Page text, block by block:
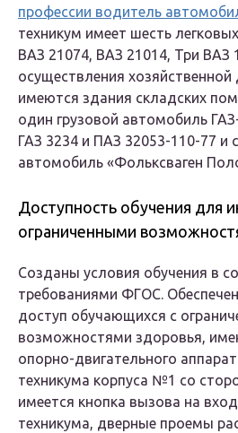
профессии водитель
техникум имеет шесть
ВАЗ 21074, ВАЗ 21014, Три ВАЗ
осуществления хозяйственной
имеются здания складских
один грузовой автомобиль
ГАЗ 3234 и ПАЗ 32053-110-77 и
автомобиль «Фольксваген
Доступность обучения для
ограниченными
Созданы условия обучения в
требованиями ФГОС.
доступ обучающихся с
возможностями здоровья,
опорно-двигательного
техникума корпуса №1 со
имеется кнопка вызова на
техникума, дверные проемы